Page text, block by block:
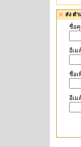
ส่ง ตำ
ชื่อ
อีเ
ชื่อเ
อีเม